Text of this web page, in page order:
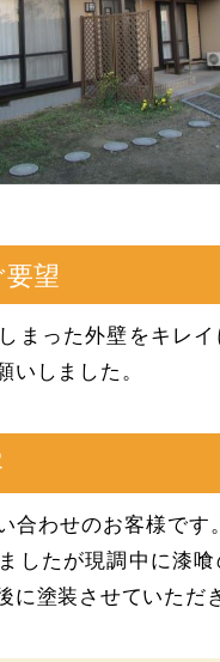
望
まった外壁をキレイ
いしました。
合わせのお客様です
したが現調中に漆喰
に塗装させていただ